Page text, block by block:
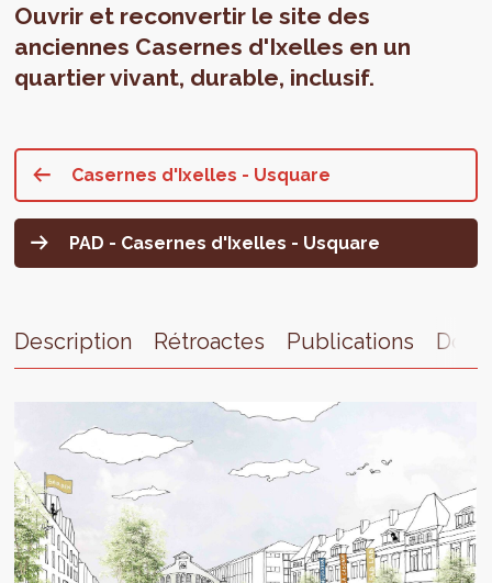
Ouvrir et reconvertir le site des
anciennes Casernes d'Ixelles en un
quartier vivant, durable, inclusif.
Casernes d'Ixelles - Usquare
PAD - Casernes d'Ixelles - Usquare
Description Rétroactes Publications